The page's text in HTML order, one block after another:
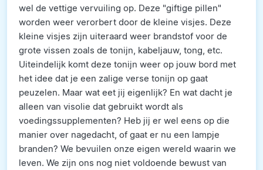
wel de vettige vervuiling op. Deze "giftige pillen"
worden weer verorbert door de kleine visjes. Deze
kleine visjes zijn uiteraard weer brandstof voor de
grote vissen zoals de tonijn, kabeljauw, tong, etc.
Uiteindelijk komt deze tonijn weer op jouw bord met
het idee dat je een zalige verse tonijn op gaat
peuzelen. Maar wat eet jij eigenlijk? En wat dacht je
alleen van visolie dat gebruikt wordt als
voedingssupplementen? Heb jij er wel eens op die
manier over nagedacht, of gaat er nu een lampje
branden? We bevuilen onze eigen wereld waarin we
leven. We zijn ons nog niet voldoende bewust van